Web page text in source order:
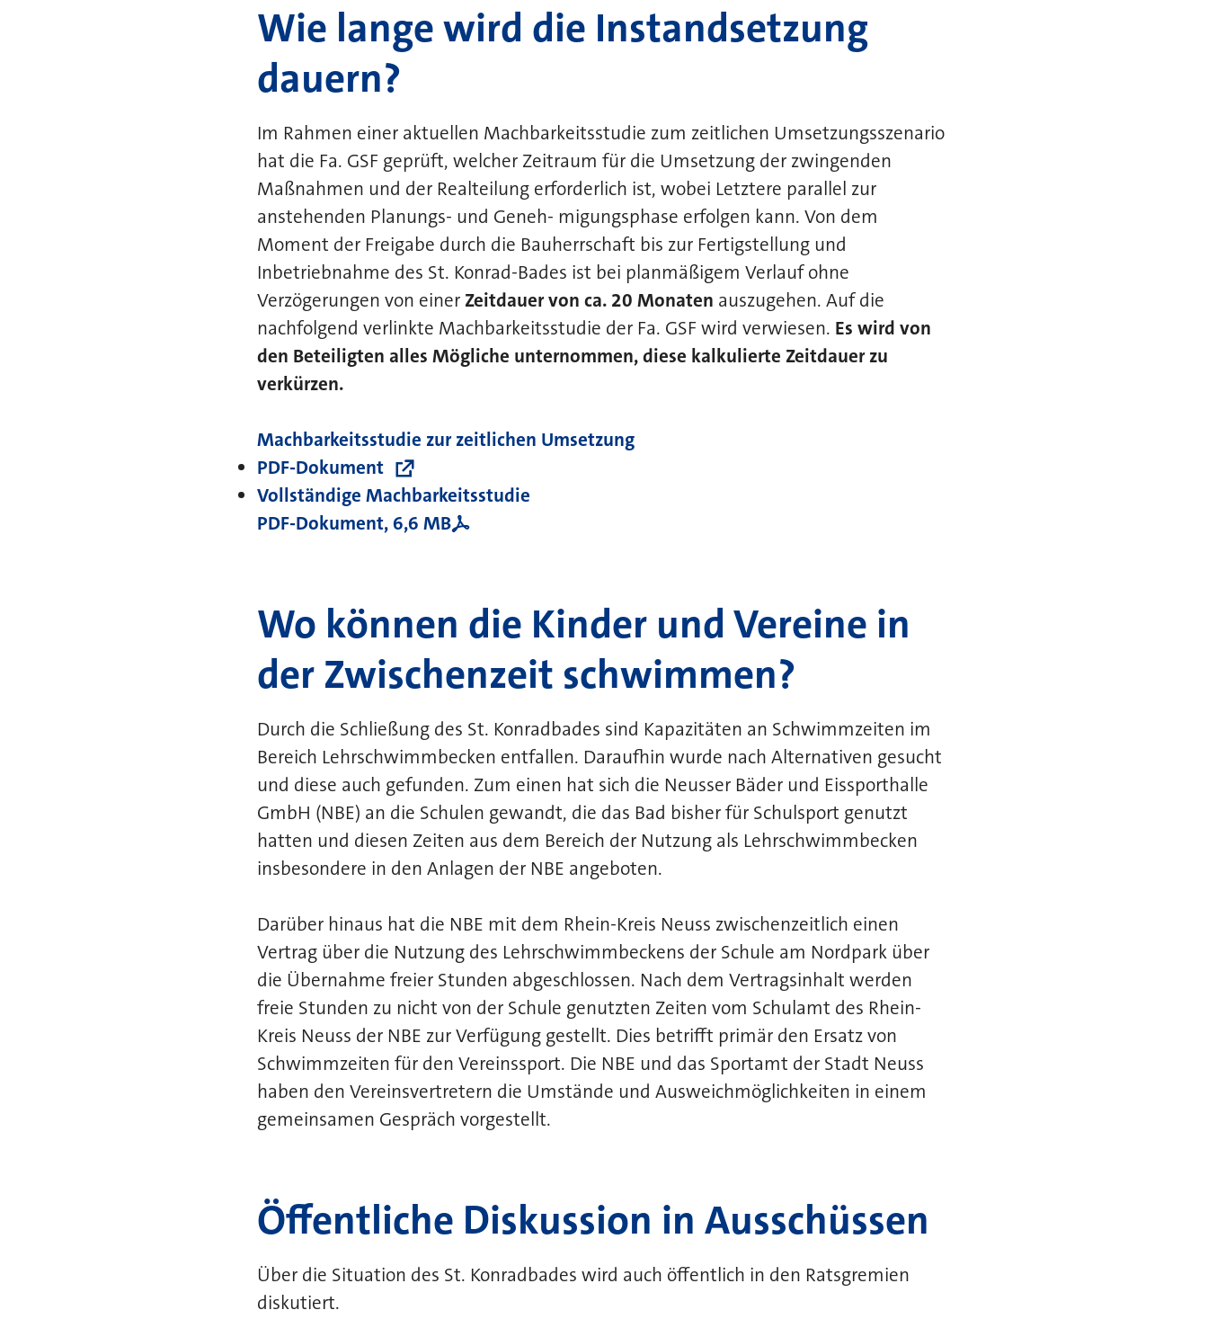
Wie lange wird die Instandsetzung
dauern?
Im Rahmen einer aktuellen Machbarkeitsstudie zum zeitlichen Umsetzungsszenario
hat die Fa. GSF geprüft, welcher Zeitraum für die Umsetzung der zwingenden
Maßnahmen und der Realteilung erforderlich ist, wobei Letztere parallel zur
anstehenden Planungs- und Geneh- migungsphase erfolgen kann. Von dem
Moment der Freigabe durch die Bauherrschaft bis zur Fertigstellung und
Inbetriebnahme des St. Konrad-Bades ist bei planmäßigem Verlauf ohne
Verzögerungen von einer Zeitdauer von ca. 20 Monaten auszugehen. Auf die
nachfolgend verlinkte Machbarkeitsstudie der Fa. GSF wird verwiesen. Es wird von
den Beteiligten alles Mögliche unternommen, diese kalkulierte Zeitdauer zu
verkürzen.
Machbarkeitsstudie zur zeitlichen Umsetzung
PDF-Dokument
Vollständige Machbarkeitsstudie
PDF-Dokument, 6,6 MB
Wo können die Kinder und Vereine in
der Zwischenzeit schwimmen?
Durch die Schließung des St. Konradbades sind Kapazitäten an Schwimmzeiten im
Bereich Lehrschwimmbecken entfallen. Daraufhin wurde nach Alternativen gesucht
und diese auch gefunden. Zum einen hat sich die Neusser Bäder und Eissporthalle
GmbH (NBE) an die Schulen gewandt, die das Bad bisher für Schulsport genutzt
hatten und diesen Zeiten aus dem Bereich der Nutzung als Lehrschwimmbecken
insbesondere in den Anlagen der NBE angeboten.
Darüber hinaus hat die NBE mit dem Rhein-Kreis Neuss zwischenzeitlich einen
Vertrag über die Nutzung des Lehrschwimmbeckens der Schule am Nordpark über
die Übernahme freier Stunden abgeschlossen. Nach dem Vertragsinhalt werden
freie Stunden zu nicht von der Schule genutzten Zeiten vom Schulamt des Rhein-
Kreis Neuss der NBE zur Verfügung gestellt. Dies betrifft primär den Ersatz von
Schwimmzeiten für den Vereinssport. Die NBE und das Sportamt der Stadt Neuss
haben den Vereinsvertretern die Umstände und Ausweichmöglichkeiten in einem
gemeinsamen Gespräch vorgestellt.
Öffentliche Diskussion in Ausschüssen
Über die Situation des St. Konradbades wird auch öffentlich in den Ratsgremien
diskutiert.